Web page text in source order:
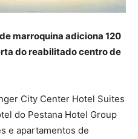
marroquina adiciona 120
do reabilitado centro de
City Center Hotel Suites
do Pestana Hotel Group
e apartamentos de